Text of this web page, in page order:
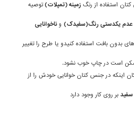
زمینه (تمپلات)توصیه
عدم یکدستی رنگ(سفیدک) و ناخوانایی
بدون بافت استفاده کنیدو یا طرح را تغییر
است در چاپ خوب نشود.
اینکه در جنس کتان خوانایی خودش را از
بر روی کار وجود دارد